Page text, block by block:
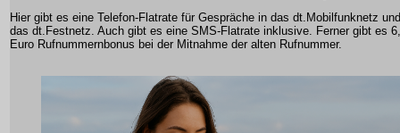
Hier gibt es eine Telefon-Flatrate für Gespräche in das dt.Mobilfunknetz
das dt.Festnetz. Auch gibt es eine SMS-Flatrate inklusive. Ferner gibt es
Euro Rufnummernbonus bei der Mitnahme der alten Rufnummer.